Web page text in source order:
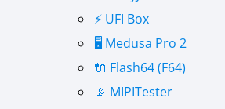
⚡ UFI Box
🖥️ Medusa Pro 2
🔌 Flash64 (F64)
📡 MIPITester